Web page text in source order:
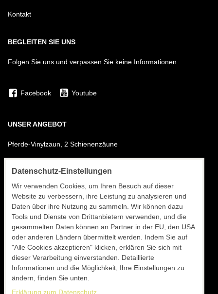
Kontakt
BEGLEITEN SIE UNS
Folgen Sie uns und verpassen Sie keine Informationen.
Facebook Youtube
UNSER ANGEBOT
Pferde-Vinylzaun, 2 Schienenzäune
Pferde-Vinylzaun, 4 Schienenzäune
Montagematerial
Installation von Vinylzäunen
Transport von Material und Monteuren
Unterbringung von Monteuren
Chefmonteur
Datenschutz-Einstellungen
Wir verwenden Cookies, um Ihren Besuch auf dieser
Website zu verbessern, ihre Leistung zu analysieren und
Daten über ihre Nutzung zu sammeln. Wir können dazu
Tools und Dienste von Drittanbietern verwenden, und die
gesammelten Daten können an Partner in der EU, den USA
oder anderen Ländern übermittelt werden. Indem Sie auf
"Alle Cookies akzeptieren" klicken, erklären Sie sich mit
dieser Verarbeitung einverstanden. Detaillierte
Informationen und die Möglichkeit, Ihre Einstellungen zu
ändern, finden Sie unten.
Erklärung zum Datenschutz